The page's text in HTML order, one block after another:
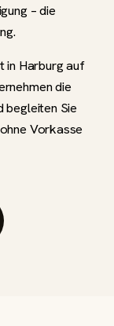
– die
in Harburg auf
die
begleiten Sie
Vorkasse